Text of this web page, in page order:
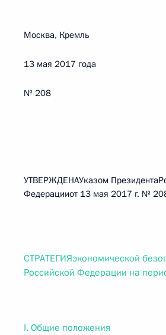
Москва, Кремль
13 мая 2017 года
№ 208
УТВЕРЖДЕНАУказом
Федерацииот 13 мая 2017 г. №
СТРАТЕГИЯэкономической
Российской Федерации на
I. Общие положения